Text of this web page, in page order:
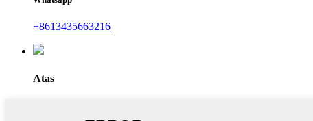
+8613435663216
Atas